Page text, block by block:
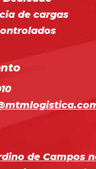
de cargas
de Campos